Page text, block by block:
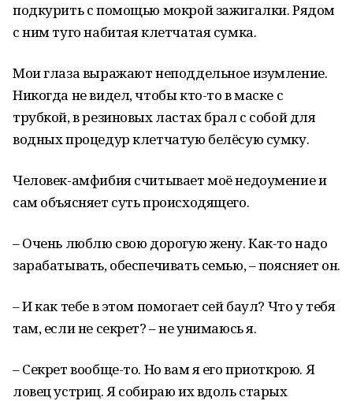
подкурить с помощью мокрой зажигалки. Рядом
с ним туго набитая клетчатая сумка.
Мои глаза выражают неподдельное изумление.
Никогда не видел, чтобы кто-то в маске с
трубкой, в резиновых ластах брал с собой для
водных процедур клетчатую белёсую сумку.
Человек-амфибия считывает моё недоумение и
сам объясняет суть происходящего.
– Очень люблю свою дорогую жену. Как-то надо
зарабатывать, обеспечивать семью, – поясняет он.
– И как тебе в этом помогает сей баул? Что у тебя
там, если не секрет? – не унимаюсь я.
– Секрет вообще-то. Но вам я его приоткрою. Я
ловец устриц. Я собираю их вдоль старых